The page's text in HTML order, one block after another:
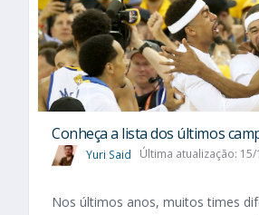
Conheça a lista dos últimos
Yuri Said Última atualização:
Nos últimos anos, muitos times